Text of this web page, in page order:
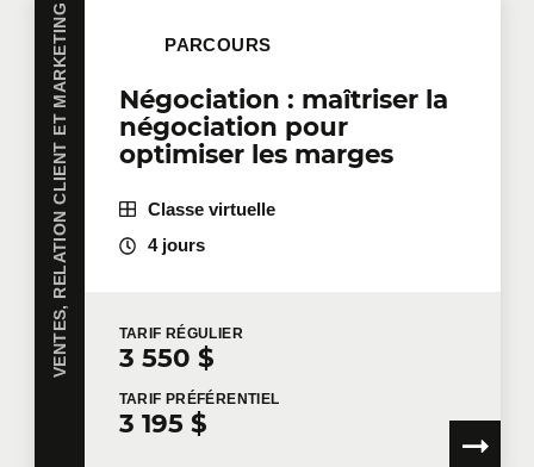
VENTES, RELATION CLIENT ET MARKETING
Négociation : maîtriser la
négociation pour
optimiser les marges
PARCOURS
Classe virtuelle
4 jours
TARIF RÉGULIER
3 550 $
TARIF PRÉFÉRENTIEL
3 195 $